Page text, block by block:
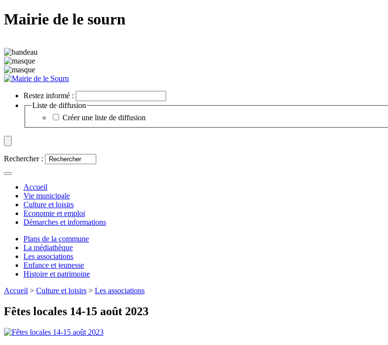
Mairie de le sourn
Restez informé :
Liste de diffusion
Créer une liste de diffusion
Rechercher :
Accueil
Vie municipale
Culture et loisirs
Economie et emploi
Démarches et informations
Plans de la commune
La médiathèque
Les associations
Enfance et jeunesse
Histoire et patrimoine
Accueil > Culture et loisirs > Les associations
Fêtes locales 14-15 août 2023